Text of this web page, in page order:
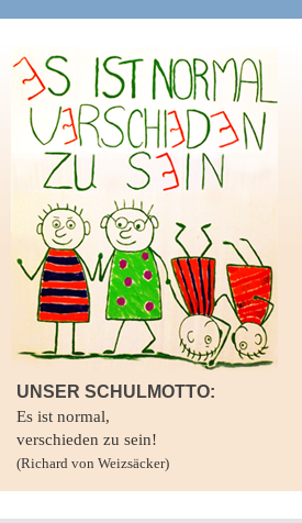
UNSER SCHULMOTTO:
Es ist normal,
verschieden zu sein!
(Richard von Weizsäcker)